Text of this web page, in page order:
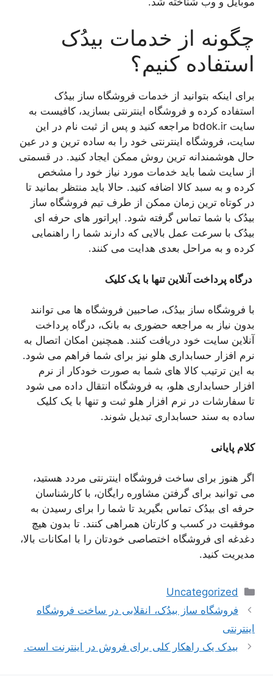
چگونه از خدمات بیدُک
استفاده کنیم؟
برای اینکه بتوانید از خدمات فروشگاه ساز بیدُک
استفاده کرده و فروشگاه اینترنتی بسازید، کافیست به
سایت bdok.ir مراجعه کنید و پس از ثبت نام در این
سایت، فروشگاه اینترنتی خود را به ساده ترین و در عین
حال هوشمندانه ترین روش ممکن ایجاد کنید. در قسمتی
از سایت شما باید خدمات مورد نیاز خود را مشخص
کرده و به سبد کالا اضافه کنید. حالا باید منتظر بمانید تا
در کوتاه ترین زمان ممکن از طرف تیم فروشگاه ساز
بیدُک با شما تماس گرفته شود. اپراتور های حرفه ای
بیدُک با سرعت عمل بالایی که دارند شما را راهنمایی
کرده و به مراحل بعدی هدایت می کنند.
درگاه پرداخت آنلاین تنها با یک کلیک
با فروشگاه ساز بیدُک، صاحبین فروشگاه ها می توانند
بدون نیاز به مراجعه حضوری به بانک، درگاه پرداخت
آنلاین سایت خود دریافت کنند. همچنین امکان اتصال به
نرم افزار حسابداری هلو نیز برای شما فراهم می شود.
به این ترتیب کالا های شما به صورت خودکار از نرم
افزار حسابداری هلو، به فروشگاه انتقال داده می شود
تا سفارشات در نرم افزار هلو ثبت و تنها با یک کلیک
ساده به سند حسابداری تبدیل شوند.
کلام پایانی
اگر هنوز برای ساخت فروشگاه اینترنتی مردد هستید،
می توانید برای گرفتن مشاوره رایگان، با کارشناسان
حرفه ای بیدُک تماس بگیرید تا شما را برای رسیدن به
موفقیت در کسب و کارتان همراهی کنند. تا بدون هیچ
دغدغه ای فروشگاه اختصاصی خودتان را با امکانات بالا،
مدیریت کنید.
دسته‌ها
Uncategorized
ناوبری
نوشته‌ها
فروشگاه ساز بیدُک، انقلابی در ساخت فروشگاه
اینترنتی
بیدک یک راهکار کلی برای فروش در اینترنت است.